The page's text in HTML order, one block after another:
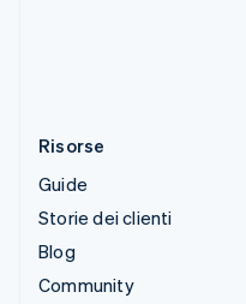
Risorse
Guide
Storie dei clienti
Blog
Community